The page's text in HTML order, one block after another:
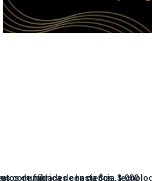
de fábrica de hasta $us. 3.000
comunidades con ciencia,